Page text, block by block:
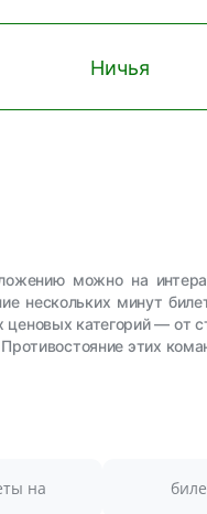
Ничья
можно на
нескольких минут
категорий — от
этих
на